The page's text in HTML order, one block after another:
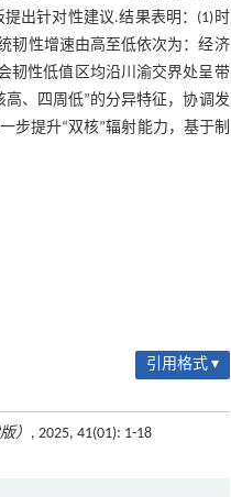
出针对性建议.结果表明：(1)时
韧性增速由高至低依次为：经济
韧性低值区均沿川渝交界处呈带
、四周低”的分异特征，协调发
步提升“双核”辐射能力，基于制
引用格式 ▾
） , 2025, 41(01): 1-18